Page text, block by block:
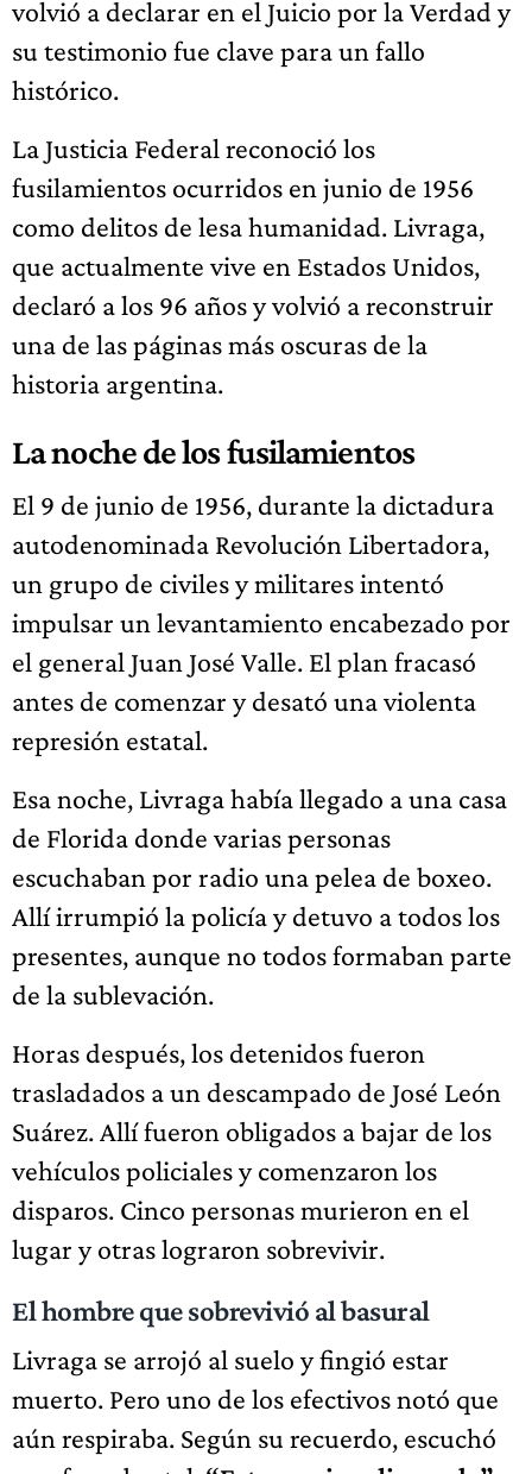
volvió a declarar en el Juicio por la Verdad y
su testimonio fue clave para un fallo
histórico.
La Justicia Federal reconoció los
fusilamientos ocurridos en junio de 1956
como delitos de lesa humanidad. Livraga,
que actualmente vive en Estados Unidos,
declaró a los 96 años y volvió a reconstruir
una de las páginas más oscuras de la
historia argentina.
La noche de los fusilamientos
El 9 de junio de 1956, durante la dictadura
autodenominada Revolución Libertadora,
un grupo de civiles y militares intentó
impulsar un levantamiento encabezado por
el general Juan José Valle. El plan fracasó
antes de comenzar y desató una violenta
represión estatal.
Esa noche, Livraga había llegado a una casa
de Florida donde varias personas
escuchaban por radio una pelea de boxeo.
Allí irrumpió la policía y detuvo a todos los
presentes, aunque no todos formaban parte
de la sublevación.
Horas después, los detenidos fueron
trasladados a un descampado de José León
Suárez. Allí fueron obligados a bajar de los
vehículos policiales y comenzaron los
disparos. Cinco personas murieron en el
lugar y otras lograron sobrevivir.
El hombre que sobrevivió al basural
Livraga se arrojó al suelo y fingió estar
muerto. Pero uno de los efectivos notó que
aún respiraba. Según su recuerdo, escuchó